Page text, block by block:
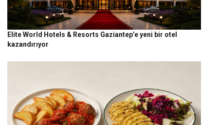
Elite World Hotels & Resorts Gaziantep’e yeni bir otel
kazandırıyor